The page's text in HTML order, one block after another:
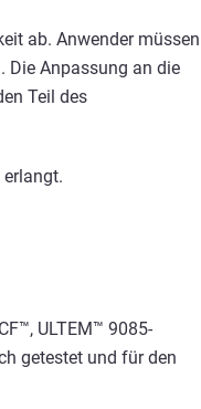
ab. Anwender müssen
Die Anpassung an die
Teil des
ULTEM™ 9085-
getestet und für den